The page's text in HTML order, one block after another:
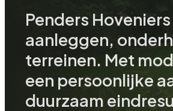
Penders
aanleggen,
terreinen. Met
een persoonlijke
duurzaam